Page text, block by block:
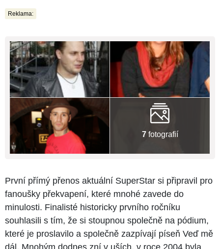
Reklama:
7fotografií
První přímý přenos aktuální SuperStar si připravil pro
fanoušky překvapení, které mnohé zavede do
minulosti. Finalisté historicky prvního ročníku
souhlasili s tím, že si stoupnou společně na pódium,
které je proslavilo a společně zazpívají píseň Veď mě